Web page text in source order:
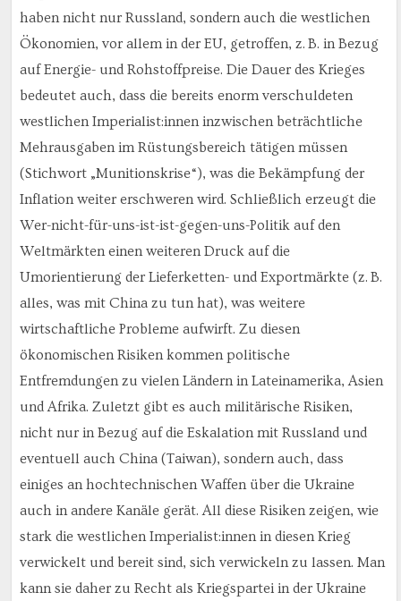
haben nicht nur Russland, sondern auch die westlichen
Ökonomien, vor allem in der EU, getroffen, z. B. in Bezug
auf Energie- und Rohstoffpreise. Die Dauer des Krieges
bedeutet auch, dass die bereits enorm verschuldeten
westlichen Imperialist:innen inzwischen beträchtliche
Mehrausgaben im Rüstungsbereich tätigen müssen
(Stichwort „Munitionskrise“), was die Bekämpfung der
Inflation weiter erschweren wird. Schließlich erzeugt die
Wer-nicht-für-uns-ist-ist-gegen-uns-Politik auf den
Weltmärkten einen weiteren Druck auf die
Umorientierung der Lieferketten- und Exportmärkte (z. B.
alles, was mit China zu tun hat), was weitere
wirtschaftliche Probleme aufwirft. Zu diesen
ökonomischen Risiken kommen politische
Entfremdungen zu vielen Ländern in Lateinamerika, Asien
und Afrika. Zuletzt gibt es auch militärische Risiken,
nicht nur in Bezug auf die Eskalation mit Russland und
eventuell auch China (Taiwan), sondern auch, dass
einiges an hochtechnischen Waffen über die Ukraine
auch in andere Kanäle gerät. All diese Risiken zeigen, wie
stark die westlichen Imperialist:innen in diesen Krieg
verwickelt und bereit sind, sich verwickeln zu lassen. Man
kann sie daher zu Recht als Kriegspartei in der Ukraine